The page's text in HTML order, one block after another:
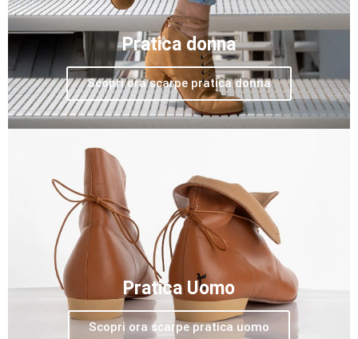
Pratica donna
Scopri ora scarpe pratica donna
Pratica Uomo
Scopri ora scarpe pratica uomo